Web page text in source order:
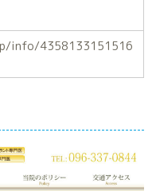
info/4358133151516